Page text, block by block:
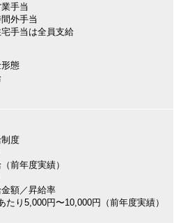
業手当
間外手当
手当は全員支給
態
度
前年度実績）
額／昇給率
たり5,000円〜10,000円（前年度実績）